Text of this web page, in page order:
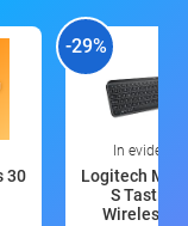
30
-29%
In evidenza
Logitech MX
S Tastiera
Wireless